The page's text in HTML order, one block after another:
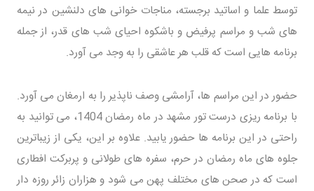
توسط علما و اساتید برجسته، مناجات خوانی های دلنشین در نیمه
های شب و مراسم پرفیض و باشکوه احیای شب های قدر، از جمله
برنامه هایی است که قلب هر عاشقی را به وجد می آورد.
حضور در این مراسم ها، آرامشی وصف ناپذیر را به ارمغان می آورد.
با برنامه ریزی درست تور مشهد در ماه رمضان 1404، می توانید به
راحتی در این برنامه ها حضور یابید. علاوه بر این، یکی از زیباترین
جلوه های ماه رمضان در حرم، سفره های طولانی و پربرکت افطاری
است که در صحن های مختلف پهن می شود و هزاران زائر روزه دار